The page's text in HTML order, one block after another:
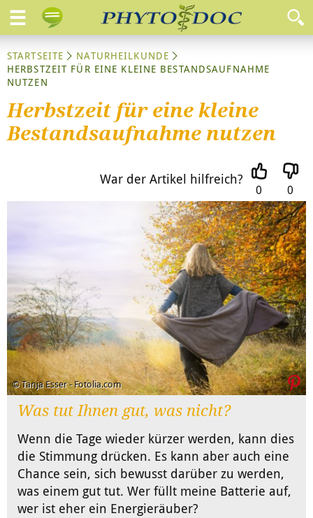
STARTSEITE
NATURHEILKUNDE
HERBSTZEIT FÜR EINE KLEINE BESTANDSAUFNAHME
NUTZEN
Herbstzeit für eine kleine
Bestandsaufnahme nutzen
War der Artikel hilfreich?
0 0
© Tanja Esser - Fotolia.com
Was tut Ihnen gut, was nicht?
Wenn die Tage wieder kürzer werden, kann dies
die Stimmung drücken. Es kann aber auch eine
Chance sein, sich bewusst darüber zu werden,
was einem gut tut. Wer füllt meine Batterie auf,
wer ist eher ein Energieräuber?